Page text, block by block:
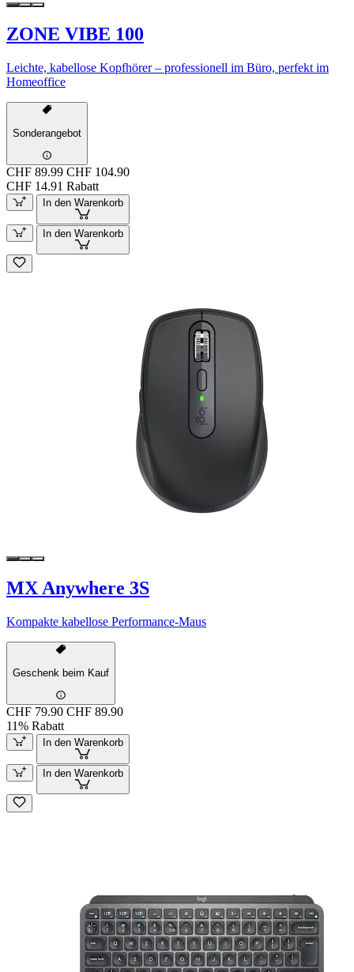
ZONE VIBE 100
Leichte, kabellose Kopfhörer – professionell im Büro, perfekt im
Homeoffice
Sonderangebot
CHF 89.99 CHF 104.90
CHF 14.91 Rabatt
In den Warenkorb
In den Warenkorb
MX Anywhere 3S
Kompakte kabellose Performance-Maus
Geschenk beim Kauf
CHF 79.90 CHF 89.90
11% Rabatt
In den Warenkorb
In den Warenkorb